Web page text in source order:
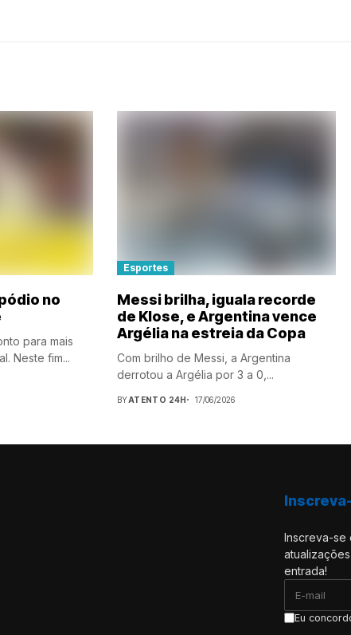
no
para mais
Neste fim...
Esportes
Messi brilha, iguala recorde
de Klose, e Argentina vence
Argélia na estreia da Copa
Com brilho de Messi, a Argentina
derrotou a Argélia por 3 a 0,...
BYATENTO 24H 17/06/2026
Inscreva-se
entrada!
Eu